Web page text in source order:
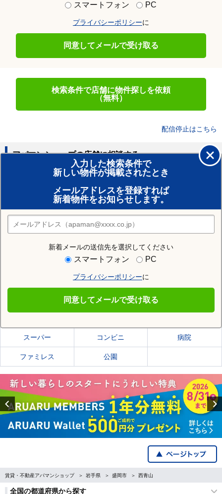
スマートフォン PC
プライバシーポリシーに
同意してメールで受け取る
検索条件で店舗に物件探しを依頼
（無料）
配信停止はこちら
入力した検索条件で
新しい物件が掲載されたとき
メールアドレスを登録すれば
新着物件をお知らせします。
新着メールの送信先を選択してください
スマートフォン PC
プライバシーポリシーに
同意してメールで受け取る
アパマンショップの店舗に相談する
賃貸のプロがお部屋探し！
おまかせ物件リクエスト
住みたい街の店舗を探す
店舗検索
住む街研究所で盛岡市の情報を見る
盛岡市の施設一覧
スーパー コンビニ 病院
ファミレス 公園
Previous
賃貸・不動産アパマンショップ 岩手県 盛岡市 西青山
全国の都道府県から探す